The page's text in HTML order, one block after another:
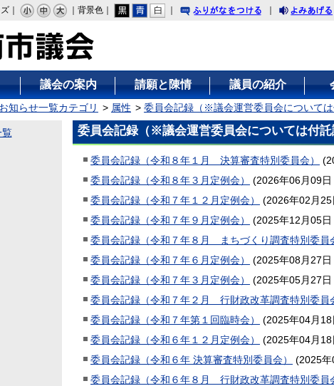
｜ ｜背景色｜
｜
｜
議会の案内 請願と陳情 議員の紹介
お知らせ一覧カテゴリ 属性 委員会記録（※議会運営委員会については
委員会記録（※議会運営委員会については付託
委員会記録（令和８年１月 決算審査特別委員会） (
委員会記録（令和８年３月定例会）
(2026年06月09日
委員会記録（令和７年１２月定例会）
(2026年02月25
委員会記録（令和７年９月定例会）
(2025年12月05日
委員会記録（令和７年８月 まちづくり調査特別委員
委員会記録（令和７年６月定例会）
(2025年08月27日
委員会記録（令和７年３月定例会）
(2025年05月27日
委員会記録（令和７年２月 行財政改革調査特別委員
委員会記録（令和７年第１回臨時会）
(2025年04月18
委員会記録（令和６年１２月定例会）
(2025年04月18
委員会記録（令和６年 決算審査特別委員会）
(2025年
委員会記録（令和６年８月 行財政改革調査特別委員
覧